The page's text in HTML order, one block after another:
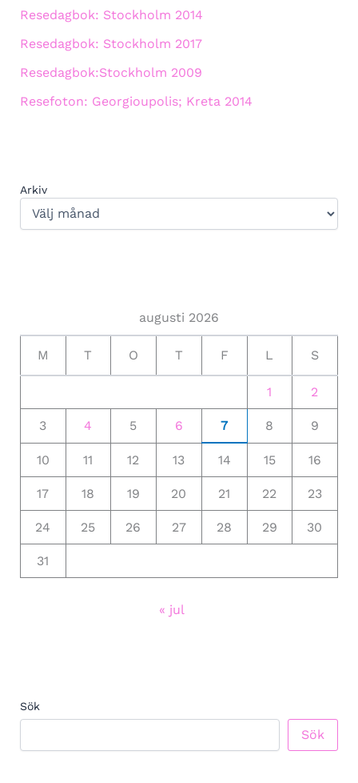
Resedagbok: Stockholm 2014
Resedagbok: Stockholm 2017
Resedagbok:Stockholm 2009
Resefoton: Georgioupolis; Kreta 2014
Arkiv
augusti 2026
M T O T F L S
1 2
3 4 5 6 7 8 9
10 11 12 13 14 15 16
17 18 19 20 21 22 23
24 25 26 27 28 29 30
31
« jul
Sök
Sök